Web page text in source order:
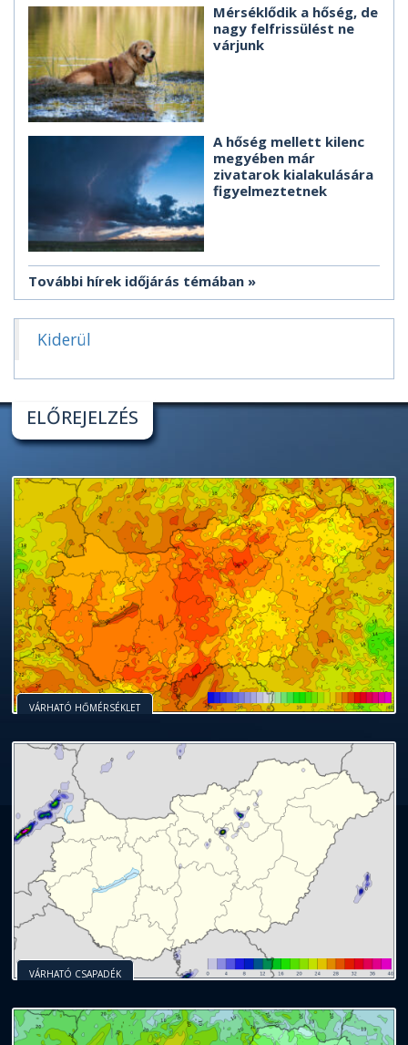
Mérséklődik a hőség, de
nagy felfrissülést ne
várjunk
A hőség mellett kilenc
megyében már
zivatarok kialakulására
figyelmeztetnek
További hírek időjárás témában
Kiderül
ELŐREJELZÉS
VÁRHATÓ HŐMÉRSÉKLET
VÁRHATÓ CSAPADÉK